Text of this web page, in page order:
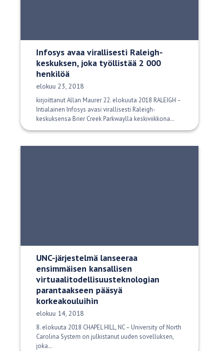
Infosys avaa virallisesti Raleigh-
keskuksen, joka työllistää 2 000
henkilöä
Julkaisupäivä:
elokuu 23, 2018
kirjoittanut Allan Maurer 22. elokuuta 2018 RALEIGH –
Intialainen Infosys avasi virallisesti Raleigh-
keskuksensa Brier Creek Parkwaylla keskiviikkona…
UNC-järjestelmä lanseeraa
ensimmäisen kansallisen
virtuaalitodellisuusteknologian
parantaakseen pääsyä
korkeakouluihin
Julkaisupäivä:
elokuu 14, 2018
8. elokuuta 2018 CHAPEL HILL, NC – University of North
Carolina System on julkistanut uuden sovelluksen,
joka…